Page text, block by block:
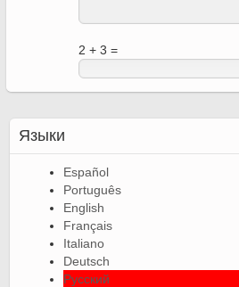
2 + 3 =
Языки
Español
Português
English
Français
Italiano
Deutsch
Русский